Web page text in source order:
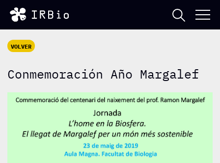
VOLVER
Conmemoración Año Margalef